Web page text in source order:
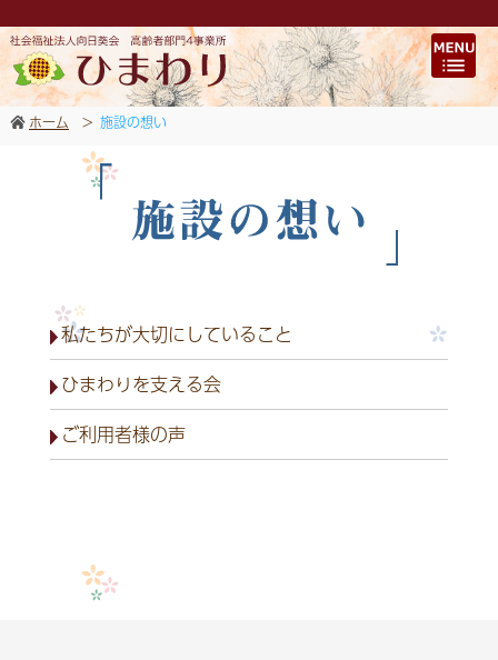
ホーム > 施設の想い
私たちが大切にしていること
ひまわりを支える会
ご利用者様の声